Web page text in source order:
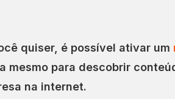
quiser, é possível ativar um
mesmo para descobrir
na internet.